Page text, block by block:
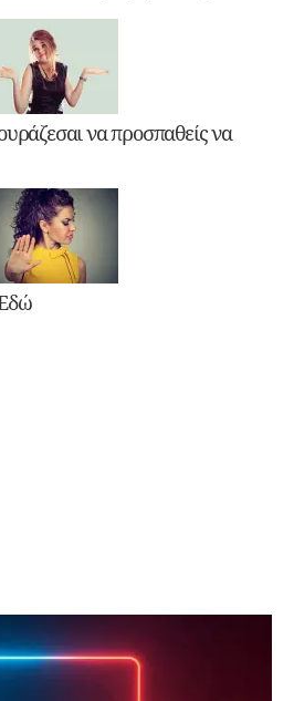
να προσπαθείς να